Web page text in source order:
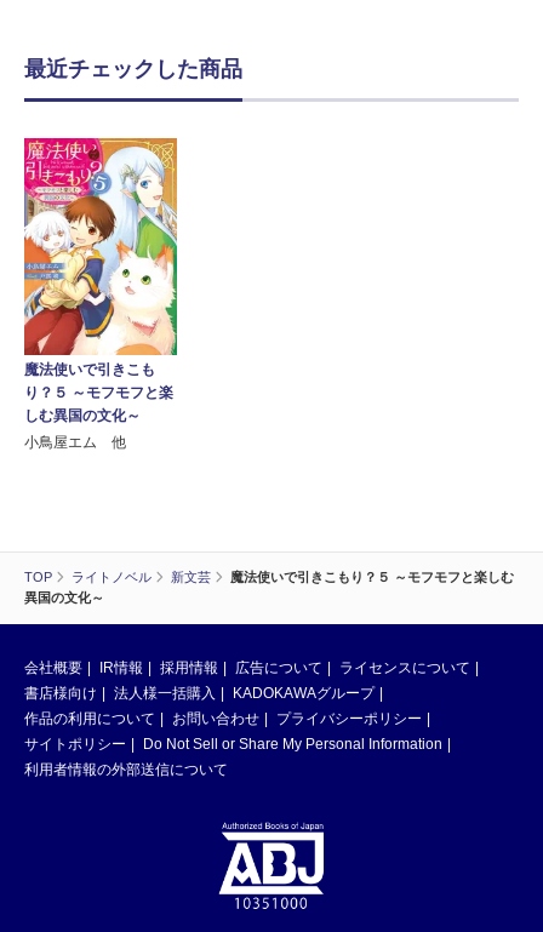
TOP ライトノベル 新文芸
魔法使いで引きこもり？５ ～モフモフと楽しむ
異国の文化～
最近チェックした商品
魔法使いで引きこも
り？５ ～モフモフと楽
しむ異国の文化～
小鳥屋エム 他
会社概要 IR情報 採用情報 広告について
ライセンスについて
書店様向け
法人様一括購入
KADOKAWAグループ
作品の利用について
お問い合わせ
プライバシーポリシー
サイトポリシー
Do Not Sell or Share My Personal Information
利用者情報の外部送信について